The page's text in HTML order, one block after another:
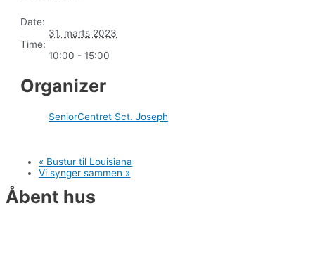
Date:
31. marts 2023
Time:
10:00 - 15:00
Organizer
SeniorCentret Sct. Joseph
« Bustur til Louisiana
Vi synger sammen »
Åbent hus